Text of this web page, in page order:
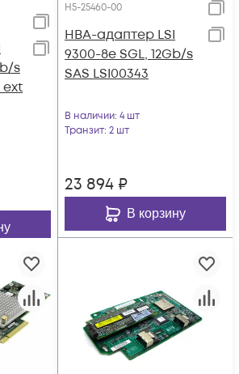
s
ext
H5-25460-00
HBA-адаптер LSI
9300-8e SGL, 12Gb/s
SAS LSI00343
В наличии: 4 шт
Транзит: 2 шт
23 894 ₽
В корзину